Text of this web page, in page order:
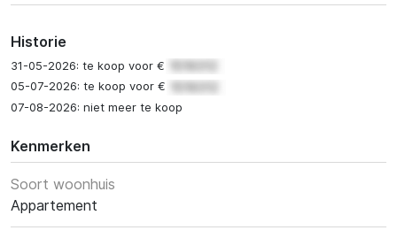
Historie
31-05-2026: te koop voor €
05-07-2026: te koop voor €
07-08-2026: niet meer te koop
Kenmerken
Soort woonhuis
Appartement